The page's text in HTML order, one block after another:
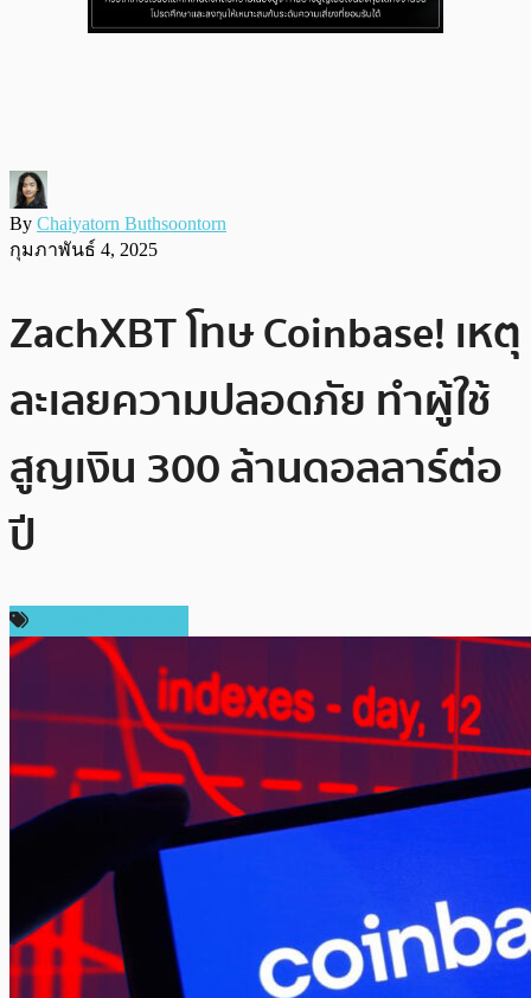
By Chaiyatorn Buthsoontorn
กุมภาพันธ์ 4, 2025
ZachXBT โทษ Coinbase! เหตุ
ละเลยความปลอดภัย ทำผู้ใช้
สูญเงิน 300 ล้านดอลลาร์ต่อ
ปี